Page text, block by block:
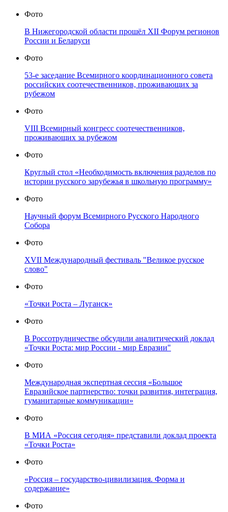
Фото
В Нижегородской области прошёл XII Форум регионов
России и Беларуси
Фото
53-е заседание Всемирного координационного совета
российских соотечественников, проживающих за
рубежом
Фото
VIII Всемирный конгресс соотечественников,
проживающих за рубежом
Фото
Круглый стол «Необходимость включения разделов по
истории русского зарубежья в школьную программу»
Фото
Научный форум Всемирного Русского Народного
Собора
Фото
XVII Международный фестиваль "Великое русское
слово"
Фото
«Точки Роста – Луганск»
Фото
В Россотрудничестве обсудили аналитический доклад
«Точки Роста: мир России - мир Евразии"
Фото
Международная экспертная сессия «Большое
Евразийское партнерство: точки развития, интеграция,
гуманитарные коммуникации»
Фото
В МИА «Россия сегодня» представили доклад проекта
«Точки Роста»
Фото
«Россия – государство-цивилизация. Форма и
содержание»
Фото